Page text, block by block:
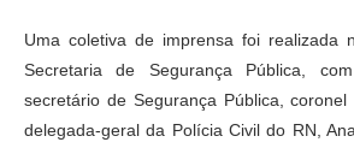
Uma coletiva de imprensa foi realizada
Secretaria de Segurança Pública,
secretário de Segurança Pública,
delegada-geral da Polícia Civil do RN,